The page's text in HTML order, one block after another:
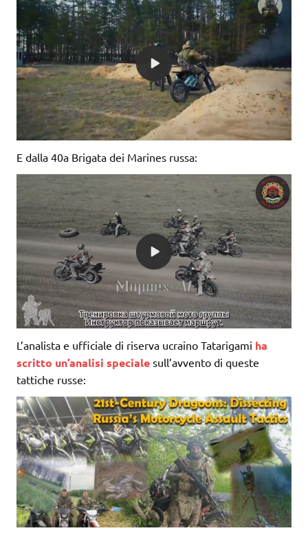
E dalla 40a Brigata dei Marines russa:
L’analista e ufficiale di riserva ucraino Tatarigami ha
scritto un’analisi speciale sull’avvento di queste
tattiche russe: